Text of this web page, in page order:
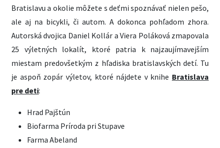
Bratislavu a okolie môžete s deťmi spoznávať nielen pešo,
ale aj na bicykli, či autom. A dokonca pohľadom zhora.
Autorská dvojica Daniel Kollár a Viera Poláková zmapovala
25 výletných lokalít, ktoré patria k najzaujímavejším
miestam predovšetkým z hľadiska bratislavských detí. Tu
je aspoň zopár výletov, ktoré nájdete v knihe Bratislava
pre deti:
Hrad Pajštún
Biofarma Príroda pri Stupave
Farma Abeland